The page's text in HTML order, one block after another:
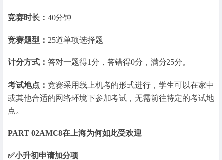
竞赛时长： 40分钟
竞赛题型： 25道单项选择题
计分方式： 答对一题得1分，答错得0分，满分25分。
考试地点： 竞赛采用线上机考的形式进行，学生可以在家中
或其他合适的网络环境下参加考试，无需前往特定的考试地
点。
PART 02AMC8在上海为何如此受欢迎
✅小升初申请加分项